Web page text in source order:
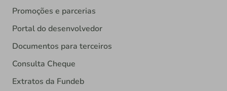
Promoções e parcerias
Portal do desenvolvedor
Documentos para terceiros
Consulta Cheque
Extratos da Fundeb